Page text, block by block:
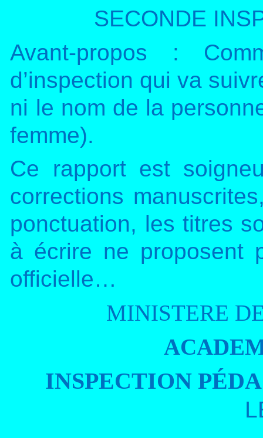
SECONDE
Avant-propos :
d’inspection qui va
ni le nom de la
femme).
Ce rapport est
corrections
ponctuation, les titres
à écrire ne proposent
officielle…
MINISTERE
INSPECTION